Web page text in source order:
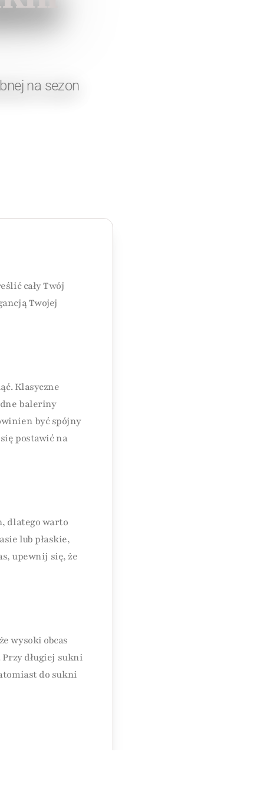
na sezon
cały Twój
Twojej
Klasyczne
baleriny
być spójny
postawić na
dlatego warto
lub płaskie,
upewnij się, że
wysoki obcas
długiej sukni
do sukni